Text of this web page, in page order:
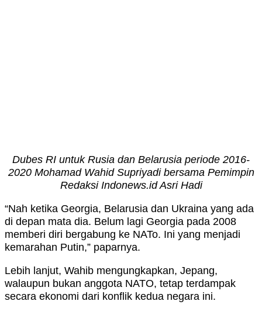
Dubes RI untuk Rusia dan Belarusia periode 2016-
2020 Mohamad Wahid Supriyadi bersama Pemimpin
Redaksi Indonews.id Asri Hadi
“Nah ketika Georgia, Belarusia dan Ukraina yang ada
di depan mata dia. Belum lagi Georgia pada 2008
memberi diri bergabung ke NATo. Ini yang menjadi
kemarahan Putin,” paparnya.
Lebih lanjut, Wahib mengungkapkan, Jepang,
walaupun bukan anggota NATO, tetap terdampak
secara ekonomi dari konflik kedua negara ini.